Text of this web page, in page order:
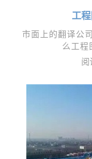
工
市面上的翻译公
么工程
阅